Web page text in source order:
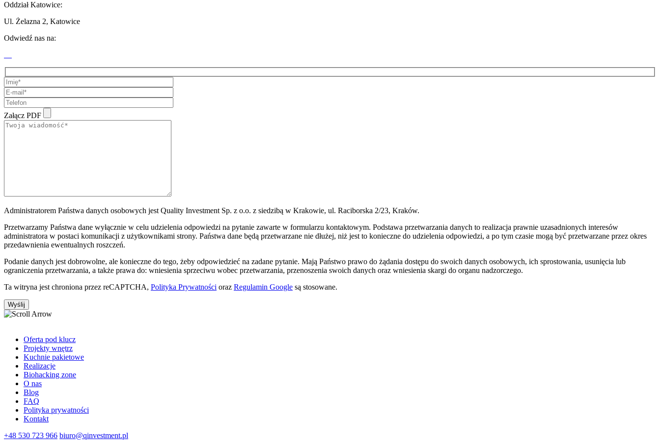
Oddział Katowice:
Ul. Żelazna 2, Katowice
Odwiedź nas na:
Załącz PDF
Administratorem Państwa danych osobowych jest Quality Investment Sp. z o.o. z siedzibą w Krakowie, ul. Raciborska 2/23, Kraków.
Przetwarzamy Państwa dane wyłącznie w celu udzielenia odpowiedzi na pytanie zawarte w formularzu kontaktowym. Podstawa przetwarzania danych to realizacja prawnie uzasadnionych interesów
administratora w postaci komunikacji z użytkownikami strony. Państwa dane będą przetwarzane nie dłużej, niż jest to konieczne do udzielenia odpowiedzi, a po tym czasie mogą być przetwarzane przez okres
przedawnienia ewentualnych roszczeń.
Podanie danych jest dobrowolne, ale konieczne do tego, żeby odpowiedzieć na zadane pytanie. Mają Państwo prawo do żądania dostępu do swoich danych osobowych, ich sprostowania, usunięcia lub
ograniczenia przetwarzania, a także prawa do: wniesienia sprzeciwu wobec przetwarzania, przenoszenia swoich danych oraz wniesienia skargi do organu nadzorczego.
Ta witryna jest chroniona przez reCAPTCHA, Polityka Prywatności oraz Regulamin Google są stosowane.
Oferta pod klucz
Projekty wnętrz
Kuchnie pakietowe
Realizacje
Biohacking zone
O nas
Blog
FAQ
Polityka prywatności
Kontakt
+48 530 723 966 biuro@qinvestment.pl